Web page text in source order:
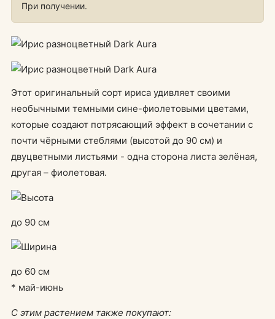
При получении.
Этот оригинальный сорт ириса удивляет своими
необычными темными сине-фиолетовыми цветами,
которые создают потрясающий эффект в сочетании с
почти чёрными стеблями (высотой до 90 см) и
двуцветными листьями - одна сторона листа зелёная,
другая – фиолетовая.
до 90 см
до 60 см
* май-июнь
С этим растением также покупают: